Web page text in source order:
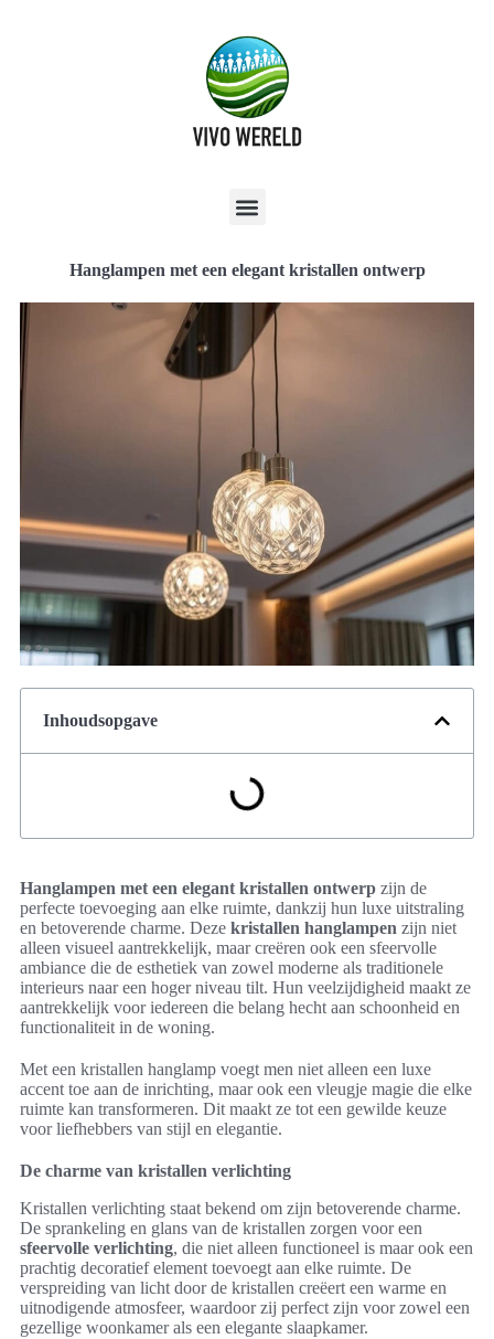
Hanglampen met een elegant kristallen ontwerp
Inhoudsopgave
Hanglampen met een elegant kristallen ontwerp zijn de
perfecte toevoeging aan elke ruimte, dankzij hun luxe uitstraling
en betoverende charme. Deze kristallen hanglampen zijn niet
alleen visueel aantrekkelijk, maar creëren ook een sfeervolle
ambiance die de esthetiek van zowel moderne als traditionele
interieurs naar een hoger niveau tilt. Hun veelzijdigheid maakt ze
aantrekkelijk voor iedereen die belang hecht aan schoonheid en
functionaliteit in de woning.
Met een kristallen hanglamp voegt men niet alleen een luxe
accent toe aan de inrichting, maar ook een vleugje magie die elke
ruimte kan transformeren. Dit maakt ze tot een gewilde keuze
voor liefhebbers van stijl en elegantie.
De charme van kristallen verlichting
Kristallen verlichting staat bekend om zijn betoverende charme.
De sprankeling en glans van de kristallen zorgen voor een
sfeervolle verlichting, die niet alleen functioneel is maar ook een
prachtig decoratief element toevoegt aan elke ruimte. De
verspreiding van licht door de kristallen creëert een warme en
uitnodigende atmosfeer, waardoor zij perfect zijn voor zowel een
gezellige woonkamer als een elegante slaapkamer.